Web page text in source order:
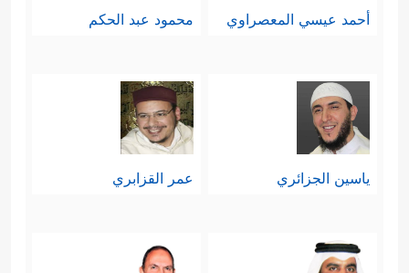
أحمد عيسي المعصراوي محمود عبد الحكم
ياسين الجزائري عمر القزابري